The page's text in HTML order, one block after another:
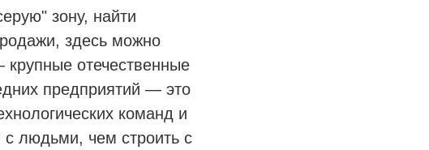
зону, найти
здесь можно
отечественные
предприятий — это
команд и
людьми, чем строить с